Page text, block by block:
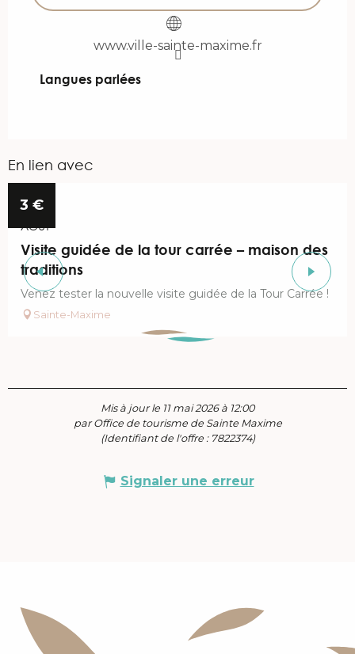
www.ville-sainte-maxime.fr
Langues parlées
Langues parlées
En lien avec
3 €
11
AOÛT
Visite guidée de la tour carrée – maison des
traditions
Venez tester la nouvelle visite guidée de la Tour Carrée !
Sainte-Maxime
Mis à jour le 11 mai 2026 à 12:00
par Office de tourisme de Sainte Maxime
(Identifiant de l'offre : 7822374)
Signaler une erreur